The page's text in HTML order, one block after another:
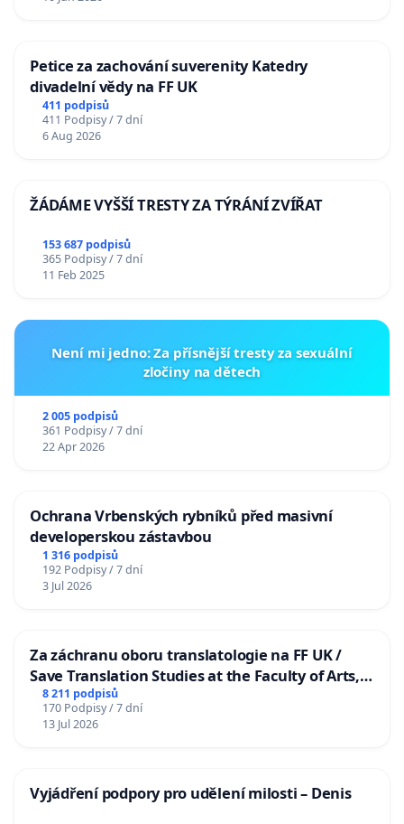
Petice za zachování suverenity Katedry
divadelní vědy na FF UK
411 podpisů
411 Podpisy / 7 dní
6 Aug 2026
ŽÁDÁME VYŠŠÍ TRESTY ZA TÝRÁNÍ ZVÍŘAT
153 687 podpisů
365 Podpisy / 7 dní
11 Feb 2025
Není mi jedno: Za přísnější tresty za sexuální
zločiny na dětech
2 005 podpisů
361 Podpisy / 7 dní
22 Apr 2026
Ochrana Vrbenských rybníků před masivní
developerskou zástavbou
1 316 podpisů
192 Podpisy / 7 dní
3 Jul 2026
Za záchranu oboru translatologie na FF UK /
Save Translation Studies at the Faculty of Arts,
Charles University
8 211 podpisů
170 Podpisy / 7 dní
13 Jul 2026
Vyjádření podpory pro udělení milosti – Denis